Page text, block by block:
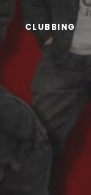
CLUBBING